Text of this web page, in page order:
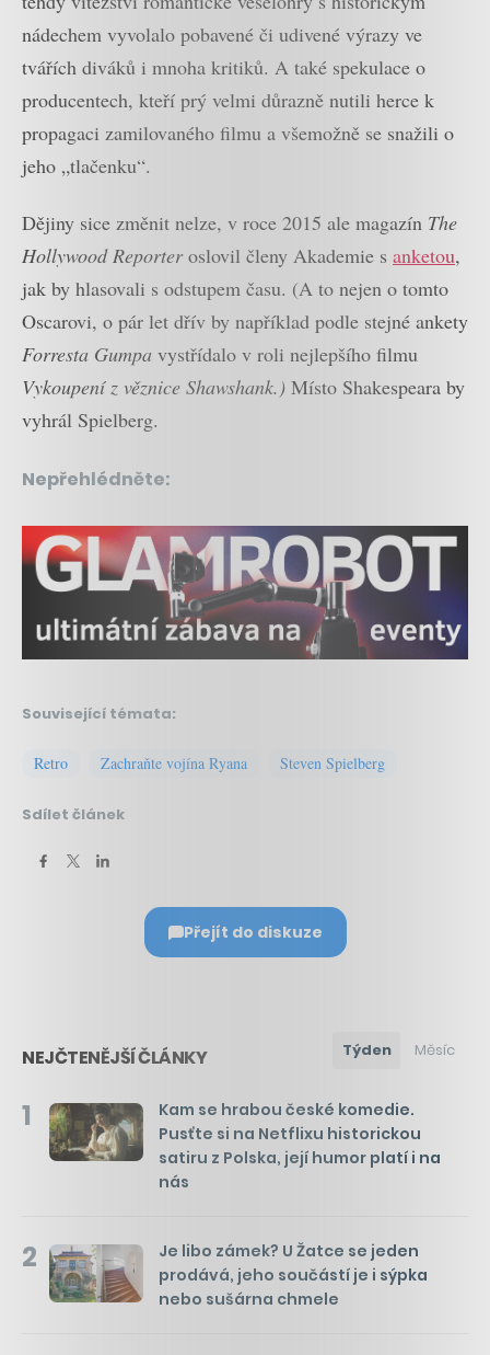
nádechem vyvolalo pobavené či udivené výrazy ve
tvářích diváků i mnoha kritiků. A také spekulace o
producentech, kteří prý velmi důrazně nutili herce k
propagaci zamilovaného filmu a všemožně se snažili o
jeho „tlačenku“.
Dějiny sice změnit nelze, v roce 2015 ale magazín The
Hollywood Reporteroslovil členy Akademie s anketou,
jak by hlasovali s odstupem času. (A to nejen o tomto
Oscarovi, o pár let dřív by například podle stejné ankety
Forresta Gumpa vystřídalo v roli nejlepšího filmu
Vykoupení z věznice Shawshank.) Místo Shakespeara by
vyhrál Spielberg.
Nepřehlédněte:
Související témata:
Retro Zachraňte vojína Ryana Steven Spielberg
Sdílet článek
Přejít do diskuze
NEJČTENĚJŠÍ ČLÁNKY Týden Měsíc
1
Kam se hrabou české komedie.
Pusťte si na Netflixu historickou
satiru z Polska, její humor platí i na
nás
2
Je libo zámek? U Žatce se jeden
prodává, jeho součástí je i sýpka
nebo sušárna chmele